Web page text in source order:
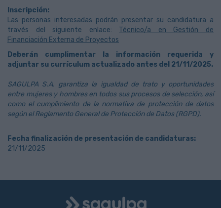
Inscripción:
Las personas interesadas podrán presentar su candidatura a
través del siguiente enlace:
Técnico/a en Gestión de
Financiación Externa de Proyectos
Deberán cumplimentar la información requerida y
adjuntar su currículum actualizado antes del 21/11/2025.
SAGULPA S.A. garantiza la igualdad de trato y oportunidades
entre mujeres y hombres en todos sus procesos de selección, así
como el cumplimiento de la normativa de protección de datos
según el Reglamento General de Protección de Datos (RGPD).
Fecha finalización de presentación de candidaturas:
21/11/2025